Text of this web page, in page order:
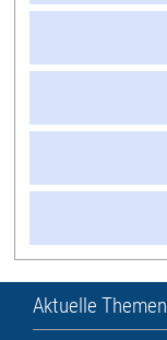
Aktuelle Themen